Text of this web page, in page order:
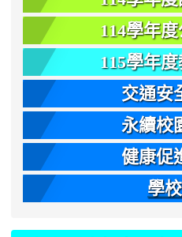
114學年
115學年
交通安
永續校
健康促
學